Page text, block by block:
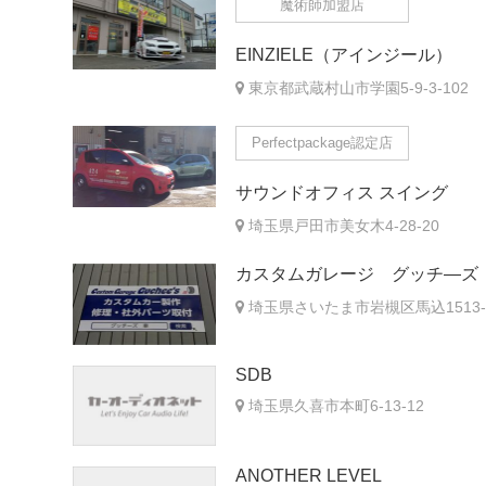
魔術師加盟店
EINZIELE（アインジール）
東京都武蔵村山市学園5-9-3-102
Perfectpackage認定店
サウンドオフィス スイング
埼玉県戸田市美女木4-28-20
カスタムガレージ グッチ―ズ
埼玉県さいたま市岩槻区馬込
SDB
埼玉県久喜市本町6-13-12
ANOTHER LEVEL